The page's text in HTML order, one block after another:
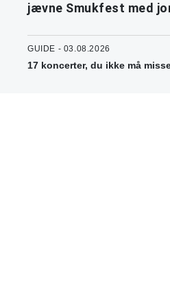
jævne Smukfest med
GUIDE - 03.08.2026
17 koncerter, du ikke må